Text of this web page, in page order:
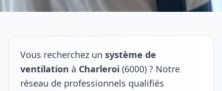
Vous recherchez un système de
ventilation à Charleroi (6000) ? Notre
réseau de professionnels qualifiés